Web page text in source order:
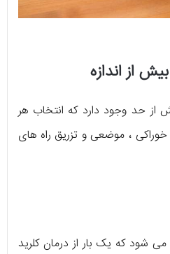
از اندازه
از حد وجود دارد که انتخاب هر
، موضعی و تزریق راه های
می شود که یک بار از درمان کلرید